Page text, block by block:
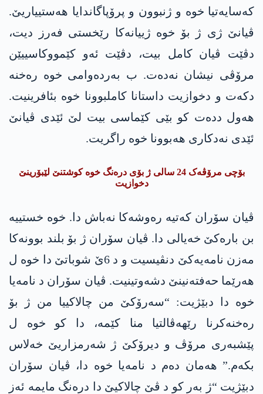
کەسایەتیا خوە و ژنبوون و پرۆپاگاندایا ھەستییاریێ.
ڤیانێ ژی ژ بۆ خوە ژییانەکا رێخستی فەرز دیت،
دڤێت ڤیان کامل بیت، دڤێت ئەو کێمووکاسییێن
مرۆڤی نیشان نەدەت. ب بەردەوامی خوە رەخنە
دکەت و دخوازیت داستانا کاملبوونا خوە بئافرینیت.
ھەول ددەت کو بێی کێماسی بیت لێ ئێدی ڤیانێ
ئێدی نەدکاری ھەبوونا خوە راگریت.
بۆچی مرۆڤەک 24 سالی ژ بۆی درەنگ خوە کوشتنێ لێبۆرینێ
دخوازیت
ڤیان سۆران کەتیە رەوشەکا نەباش دا. خوە خستییە
بن بارەکێ خەیالی دا. ڤیان سۆران ژ بۆ بلند بوونەکا
مەزن نامەیەکێ دنڤیسیت و د 6ێ شوباتێ دا خوە ل
ھەرێما حەفتەنینێ دشەوتینیت. ڤیان سۆران د نامەیا
خوە دا دبێژیت: “سەرۆکێ من چالاکییا من ژ بۆ
رەخنەکرنا رێھەڤالتیا منا کێمە، دا کو خوە ل
پێشبەری مرۆڤ و دیرۆکێ ژ شەرمزاریێ خەلاس
بکەم.” ھەمان دەم د نامەیا خوە دا، ڤیان سۆران
دبێژیت “ژ بەر کو د ڤێ چالاکیێ دا درەنگ مایمە ئەز